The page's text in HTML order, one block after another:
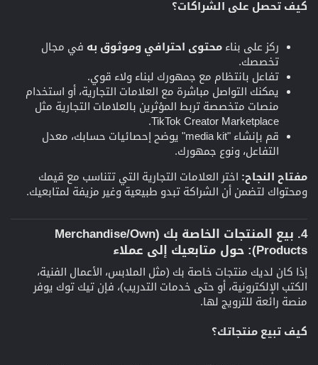
كيف تحصل على الشراكات؟
ركز على بناء محتوى احترافي وموثوق به في مجال
تخصصك.
تفاعل بانتظام مع جمهورك لبناء ولاء قوي.
يمكنك التواصل مباشرة مع العلامات التجارية، أو استخدام
منصات متخصصة تربط المؤثرين بالعلامات التجارية مثل
TikTok Creator Marketplace.
قم بإنشاء "media kit" يوضح إحصائيات حسابك، معدل
التفاعل، ونوع جمهورك.
مفتاح النجاح: اختر العلامات التجارية التي تتناسب مع قيمك
ومحتواك لتضمن أن الشراكة تبدو طبيعية وغير مزيفة لمتابعيك.
4. بيع المنتجات الخاصة بك (Merchandise/Own
Products): حول متابعيك إلى عملاء​
إذا كان لديك منتجات خاصة بك (مثل الملابس، الأعمال الفنية،
الكتب الإلكترونية، أو حتى خدمات التدريب)، فإن تيك توك يوفر
منصة رائعة للترويج لها.
كيف تبيع منتجاتك؟